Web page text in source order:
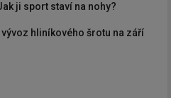
ji sport staví na nohy?
hliníkového šrotu na září